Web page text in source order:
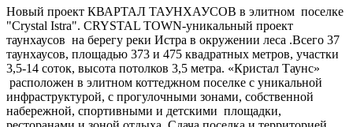
Новый проект КВАРТАЛ ТАУНХАУСОВ в элитном поселке
"Crystal Istra". CRYSTAL TOWN-уникальный проект
таунхаусов на берегу реки Истра в окружении леса .Всего 37
таунхаусов, площадью 373 и 475 квадратных метров, участки
3,5-14 соток, высота потолков 3,5 метра. «Кристал Таунс»
расположен в элитном коттеджном поселке с уникальной
инфраструктурой, с прогулочными зонами, собственной
набережной, спортивными и детскими площадки,